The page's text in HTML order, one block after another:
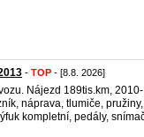
- TOP - [8.8. 2026]
Nájezd 189tis.km,
náprava, tlumiče,
kompletní, pedály,